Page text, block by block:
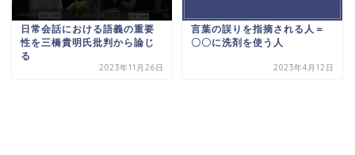
日常会話における語義の重要
性を三橋貴明氏批判から論じ
る
2023年11月26日
言葉の誤りを指摘される人＝
〇〇に洗剤を使う人
2023年4月12日